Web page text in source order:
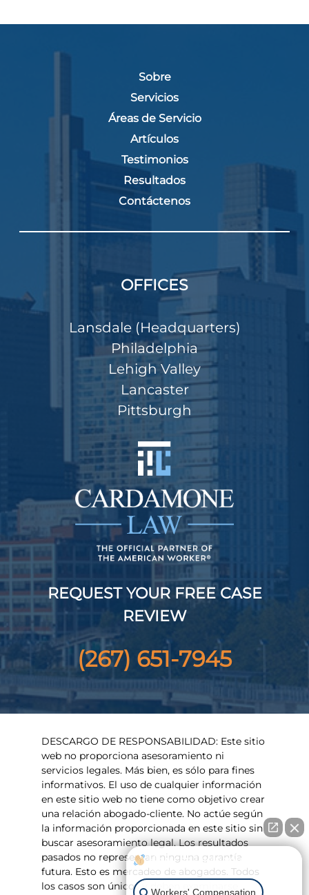
Sobre
Servicios
Áreas de Servicio
Artículos
Testimonios
Resultados
Contáctenos
OFFICES
Lansdale (Headquarters)
Philadelphia
Lehigh Valley
Lancaster
Pittsburgh
REQUEST YOUR FREE CASE
REVIEW
(267) 651-7945
DESCARGO DE RESPONSABILIDAD: Este sitio
web no proporciona asesoramiento ni
servicios legales. Más bien, es sólo para fines
informativos. El uso de cualquier información
en este sitio web no tiene como objetivo crear
una relación abogado-cliente. No actúe según
la información proporcionada en este sitio sin
buscar asesoramiento legal. Los resultados
pasados ​​no representan ninguna garantía
futura. Esto es mercadeo de abogados. Todos
los casos son únicos y deben examinarse
How can I help you?
Workers' Compensation